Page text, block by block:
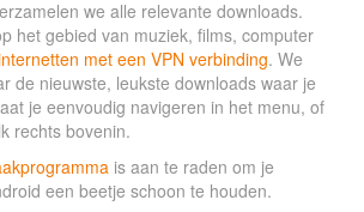
we alle relevante downloads.
het gebied van muziek, films, computer
met een VPN verbinding. We
de nieuwste, leukste downloads waar je
je eenvoudig navigeren in het menu, of
rechts bovenin.
is aan te raden om je
een beetje schoon te houden.